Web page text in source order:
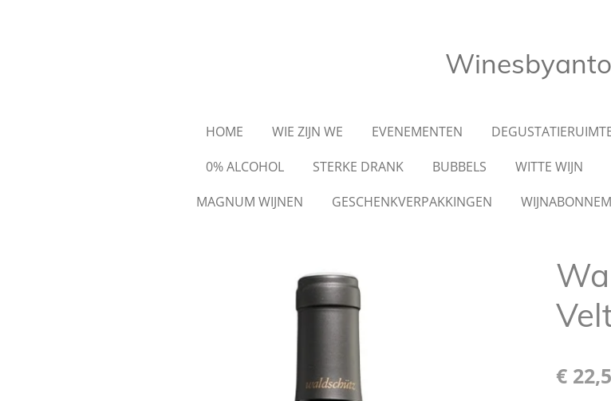
HOME WIE ZIJN WE EVENEMENTEN
0% ALCOHOL
STERKE DRANK BUBBELS WITTE WIJN
MAGNUM WIJNEN
GESCHENKVERPAKKINGEN
€